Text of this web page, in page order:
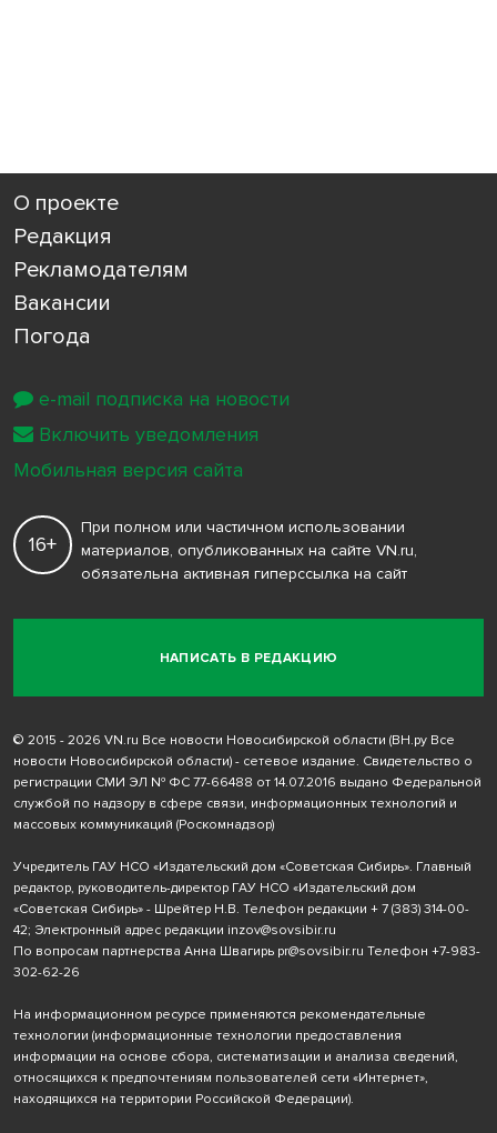
О проекте
Редакция
Рекламодателям
Вакансии
Погода
НАПИСАТЬ В РЕДАКЦИЮ
16+
При полном или частичном использовании
материалов, опубликованных на сайте VN.ru,
обязательна активная гиперссылка на сайт
© 2015 - 2026 VN.ru Все новости Новосибирской области (ВН.ру Все
новости Новосибирской области) - сетевое издание. Свидетельство о
регистрации СМИ ЭЛ № ФС 77-66488 от 14.07.2016 выдано Федеральной
службой по надзору в сфере связи, информационных технологий и
массовых коммуникаций (Роскомнадзор)
Учредитель ГАУ НСО «Издательский дом «Советская Сибирь». Главный
редактор, руководитель-директор ГАУ НСО «Издательский дом
«Советская Сибирь» - Шрейтер Н.В. Телефон редакции + 7 (383) 314-00-
42; Электронный адрес редакции inzov@sovsibir.ru
По вопросам партнерства Анна Швагирь pr@sovsibir.ru Телефон +7-983-
302-62-26
На информационном ресурсе применяются рекомендательные
технологии (информационные технологии предоставления
информации на основе сбора, систематизации и анализа сведений,
относящихся к предпочтениям пользователей сети «Интернет»,
находящихся на территории Российской Федерации).
e-mail подписка на новости
Включить уведомления
Мобильная версия сайта